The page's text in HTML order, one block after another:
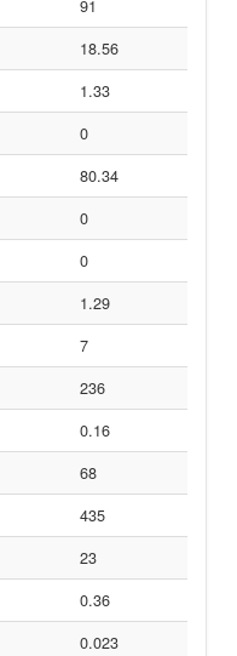
91
18.56
1.33
0
80.34
0
0
1.29
7
236
0.16
68
435
23
0.36
0.023